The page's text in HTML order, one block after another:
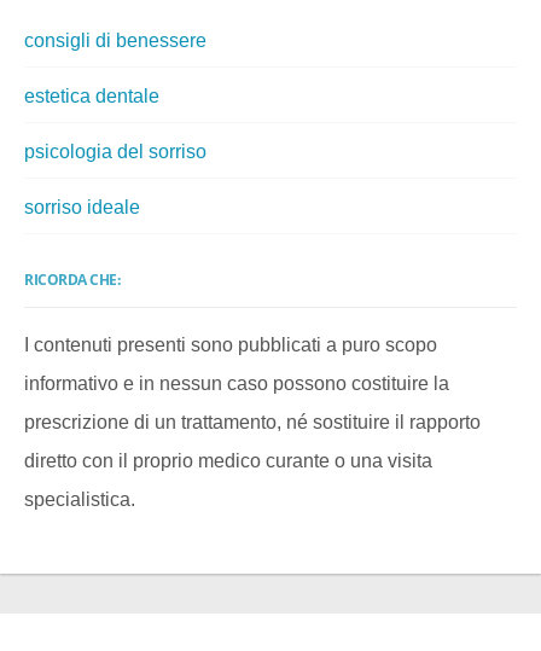
consigli di benessere
estetica dentale
psicologia del sorriso
sorriso ideale
RICORDA CHE:
I contenuti presenti sono pubblicati a puro scopo
informativo e in nessun caso possono costituire la
prescrizione di un trattamento, né sostituire il rapporto
diretto con il proprio medico curante o una visita
specialistica.